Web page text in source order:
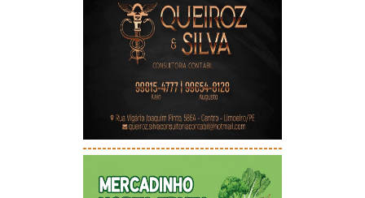
-----------------------------------------